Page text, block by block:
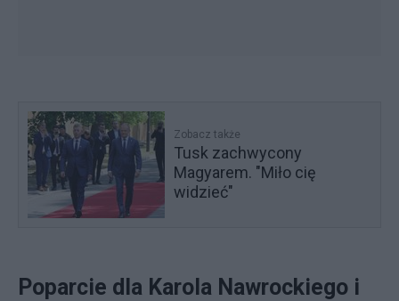
Zobacz także
Tusk zachwycony
Magyarem. "Miło cię
widzieć"
Poparcie dla Karola Nawrockiego i